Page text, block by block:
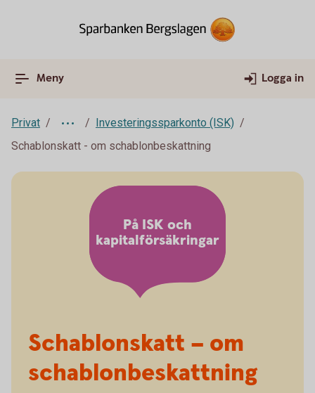
Meny Logga in
Privat
Investeringssparkonto (ISK)
Schablonskatt - om schablonbeskattning
Schablonskatt – om
schablonbeskattning
På ISK och
kapitalförsäkringar